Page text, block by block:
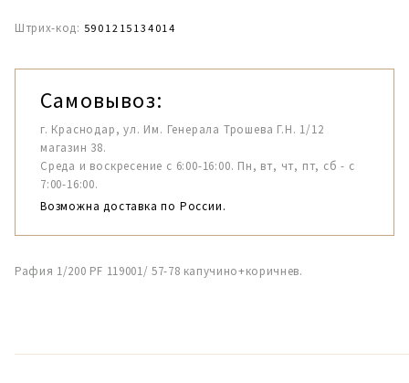
Штрих-код: 5901215134014
Самовывоз:
г. Краснодар, ул. Им. Генерала Трошева Г.Н. 1/12
магазин 38.
Среда и воскресение с 6:00-16:00. Пн, вт, чт, пт, сб - с
7:00-16:00.
Возможна доставка по России.
Рафия 1/200 PF 119001/ 57-78 капучино+коричнев.